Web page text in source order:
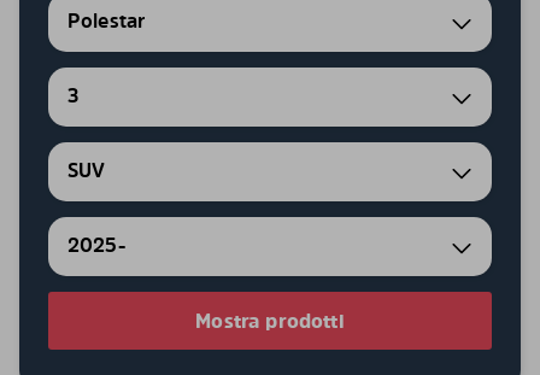
Polestar
3
SUV
2025-
Mostra prodotti